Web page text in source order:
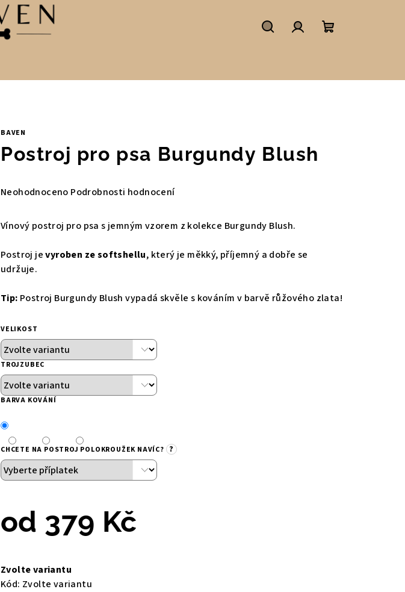
košík
BAVEN
Postroj pro psa Burgundy Blush
Průměrné
produktu
0,0
hvězdiček.
Neohodnoceno Podrobnosti hodnocení
Vínový postroj pro psa s jemným vzorem z kolekce Burgundy Blush.
Postroj jevyroben ze softshellu, který je měkký, příjemný a dobře se
udržuje.
Tip: Postroj Burgundy Blush vypadá skvěle s kováním v barvě růžového zlata!
VELIKOST
TROJZUBEC
BARVA KOVÁNÍ
CHCETE NA POSTROJ POLOKROUŽEK NAVÍC? ?
od 379 Kč
cena:
Zvolte variantu
Kód: Zvolte variantu